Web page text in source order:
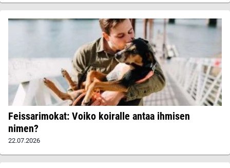
Feissarimokat: Voiko koiralle antaa ihmisen
nimen?
22.07.2026